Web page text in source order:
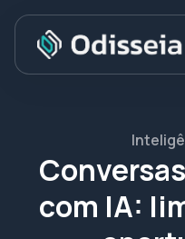
com IA: